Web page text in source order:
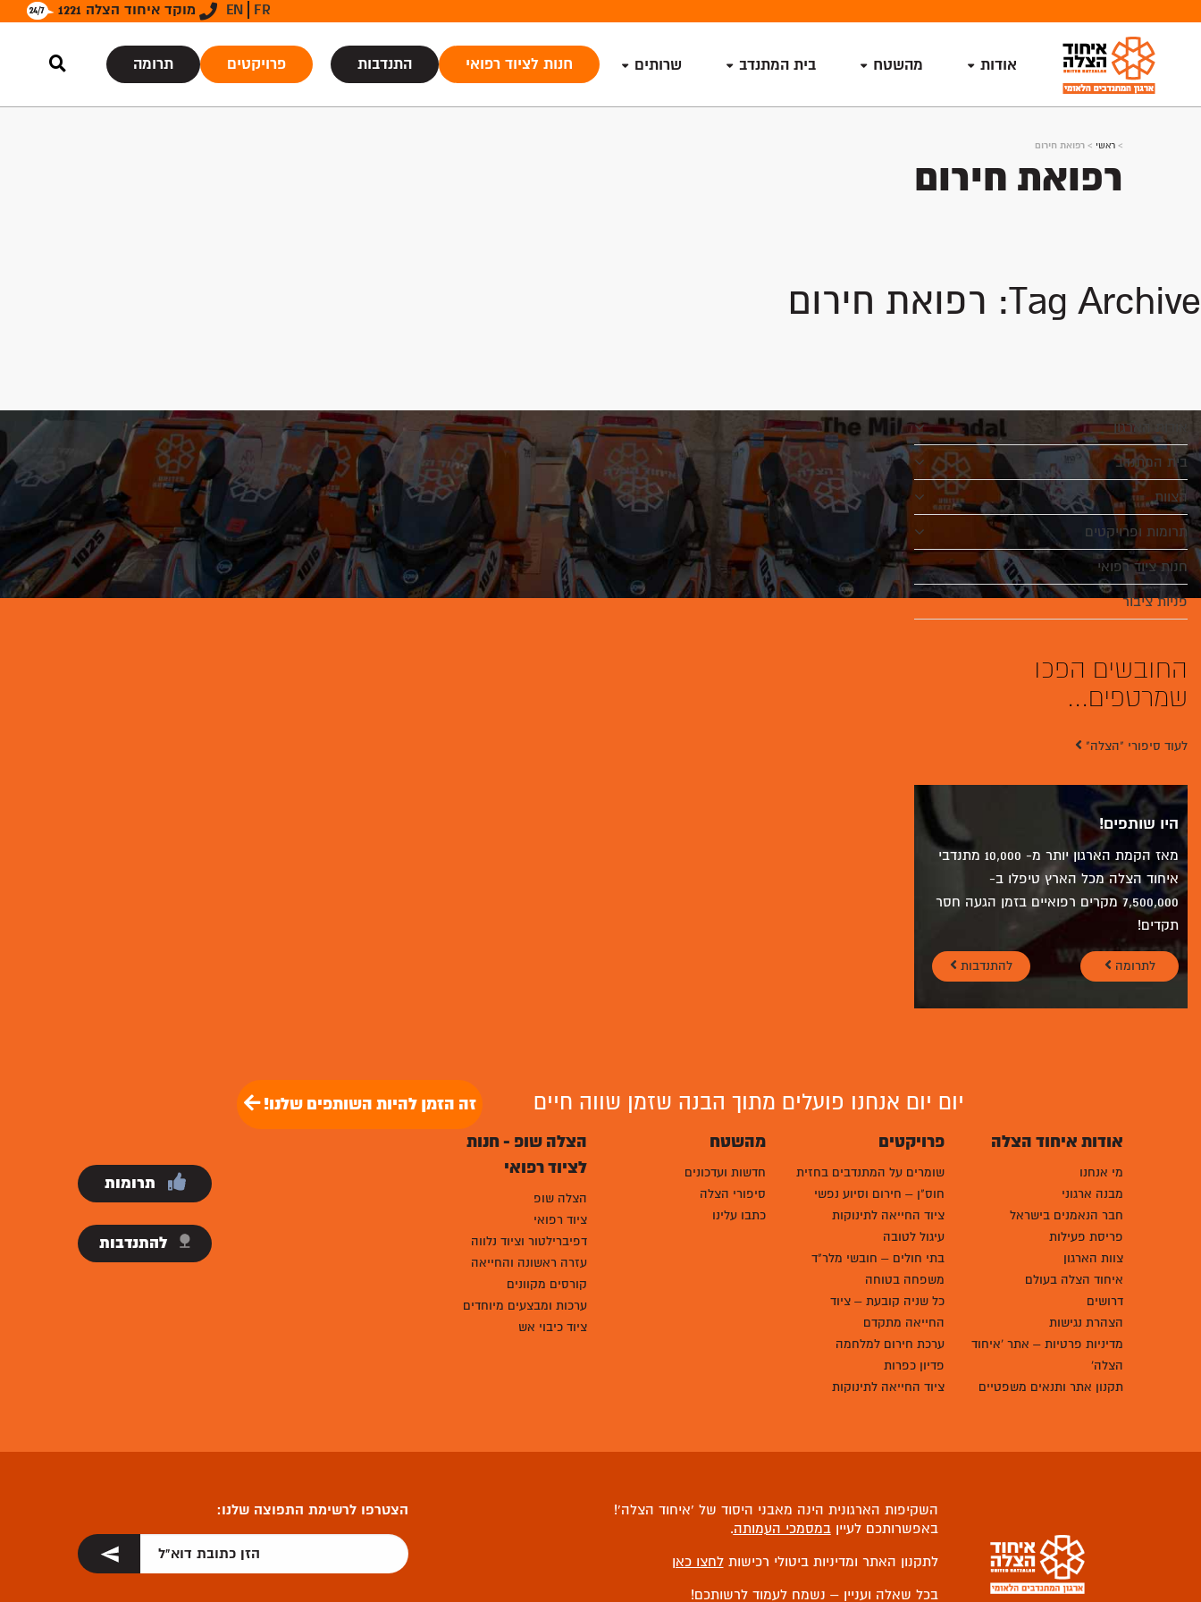
מוקד איחוד הצלה 1221 EN FR
אודות מהשטח בית המתנדב שרותים חנות לציוד רפואי התנדבות פרויקטים תרומה
> ראשי > רפואת חירום
רפואת חירום
Tag Archive: רפואת חירום
אודות הארגון
בית המתנדב
הצוות
תרומות ופרויקטים
חנות ציוד רפואי
פניות ציבור
החובשים הפכו
שמרטפים...
לעוד סיפורי "הצלה"
היו שותפים!
מאז הקמת הארגון יותר מ- 10,000 מתנדבי
איחוד הצלה מכל הארץ טיפלו ב-
7,500,000 מקרים רפואיים בזמן הגעה חסר
תקדים!
לתרומה להתנדבות
יום יום אנחנו פועלים מתוך הבנה שזמן שווה חיים
זה הזמן להיות השותפים שלנו!
אודות איחוד הצלה
מי אנחנו
מבנה ארגוני
חבר הנאמנים בישראל
פריסת פעילות
צוות הארגון
איחוד הצלה בעולם
דרושים
הצהרת נגישות
מדיניות פרטיות – אתר 'איחוד
הצלה'
תקנון אתר ותנאים משפטיים
פרויקטים
שומרים על המתנדבים בחזית
חוס"ן – חירום וסיוע נפשי
ציוד החייאה לתינוקות
עיגול לטובה
בתי חולים – חובשי מלר"ד
משפחה בטוחה
כל שניה קובעת – ציוד
החייאה מתקדם
ערכת חירום למלחמה
פדיון כפרות
ציוד החייאה לתינוקות
מהשטח
חדשות ועדכונים
סיפורי הצלה
כתבו עלינו
הצלה שופ - חנות
לציוד רפואי
הצלה שופ
ציוד רפואי
דפיברילטור וציוד נלווה
עזרה ראשונה והחייאה
קורסים מקוונים
ערכות ומבצעים מיוחדים
ציוד כיבוי אש
תרומות
להתנדבות
השקיפות הארגונית הינה מאבני היסוד של ‘איחוד הצלה’!
באפשרותכם לעייןבמסמכי העמותה.
לתקנון האתר ומדיניות ביטולי רכישותלחצו כאן
בכל שאלה ועניין – נשמח לעמוד לרשותכם!
הצטרפו לרשימת התפוצה שלנו: